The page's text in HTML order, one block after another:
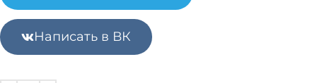
Написать в ВК